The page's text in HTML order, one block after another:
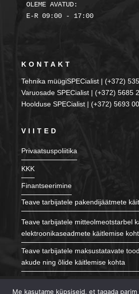
OLEME AVATUD:
E-R 09:00 - 17:00
KONTAKT
Tehnika müügiSPECialist | (+372)
Varuosade SPECialist | (+372) 5685
Hoolduse SPECialist | (+372) 5693
VIITED
Privaatsuspoliitika
KKK
Finantseerimine
Teave tarbijatele pakendijäätmete
Teave tarbijatele mitteolmeotstarbel
elektroonikaseadmete käitlemise
Teave tarbijatele maksustatavate
akude ning õlide käitlemise kohta
JÄLGI MEID
Me kasutame küpsiseid, et tagada